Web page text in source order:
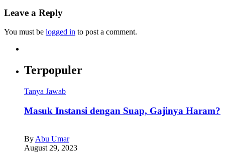
Leave a Reply
You must be logged in to post a comment.
Terpopuler
Tanya Jawab
Masuk Instansi dengan Suap, Gajinya Haram?
ByAbu Umar
August 29, 2023